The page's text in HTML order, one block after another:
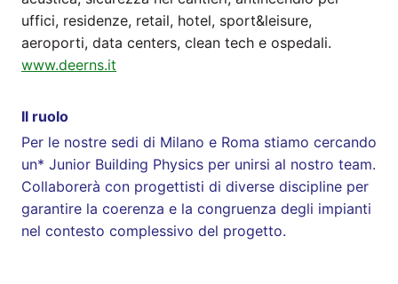
uffici, residenze, retail, hotel, sport&leisure,
aeroporti, data centers, clean tech e ospedali.
www.deerns.it
Il ruolo
Per le nostre sedi di Milano e Roma stiamo cercando
un* Junior Building Physics per unirsi al nostro team.
Collaborerà con progettisti di diverse discipline per
garantire la coerenza e la congruenza degli impianti
nel contesto complessivo del progetto.